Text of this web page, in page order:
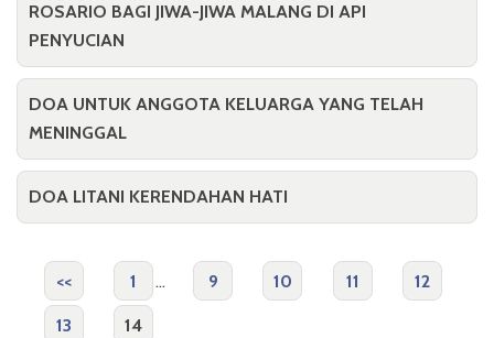
ROSARIO BAGI JIWA-JIWA MALANG DI API
PENYUCIAN
DOA UNTUK ANGGOTA KELUARGA YANG TELAH
MENINGGAL
DOA LITANI KERENDAHAN HATI
<< 1 ... 9 10 11 12
13 14